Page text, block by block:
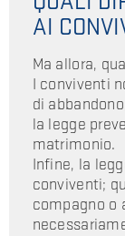
AI
Ma allora,
I conviventi
di
la legge
matrimonio.
Infine, la
conviventi;
compagno o